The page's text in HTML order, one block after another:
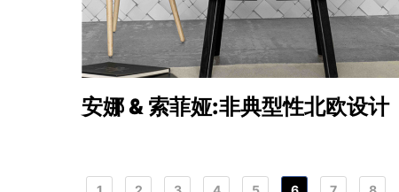
安娜 & 索菲娅:非典型性北欧设计